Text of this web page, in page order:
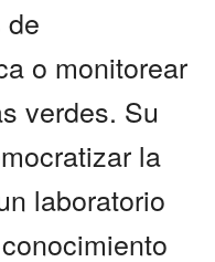
de
o monitorear
verdes. Su
la
laboratorio